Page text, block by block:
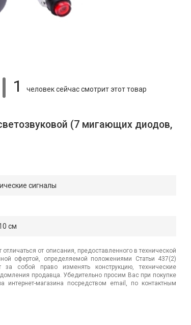
1 человек сейчас смотритэтот товар
(7 мигающих диодов,
сигналы
см
от описания, предоставленного в технической
офертой, определяемой положениями Статьи 437(2)
за собой право изменять конструкцию, технические
продавца. Убедительно просим Вас при покупке
интернет-магазина посредством email, по контактным